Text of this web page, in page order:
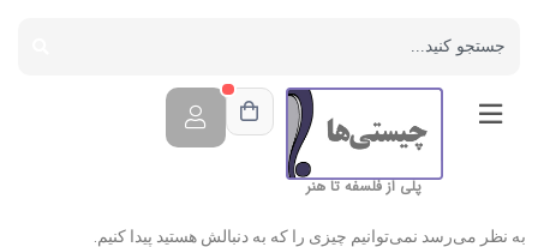
پلی از فلسفه تا هنر
به نظر می‌رسد نمی‌توانیم چیزی را که به دنبالش هستید پیدا کنیم.